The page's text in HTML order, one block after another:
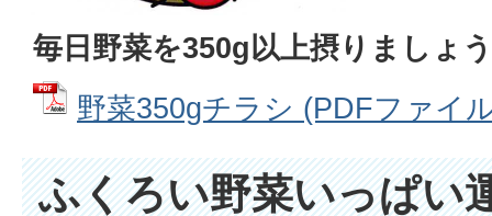
毎日野菜を350g以上摂りましょ
野菜350gチラシ (PDFファイ
ふくろい野菜いっぱい